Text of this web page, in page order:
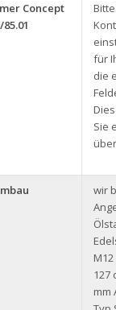
Concept
für
die
Sie
wir
127
mm